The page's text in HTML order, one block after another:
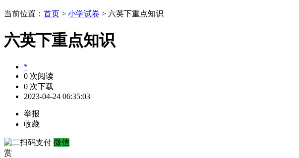
当前位置： 首页 > 小学试卷 > 六英下重点知识
六英下重点知识
*
0 次阅读
0 次下载
2023-04-24 06:35:03
举报
收藏
微信
赏